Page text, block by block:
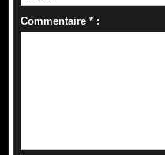
Commentaire * :